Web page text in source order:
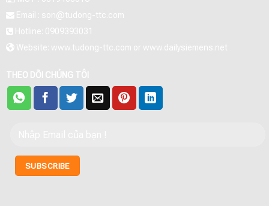
Email : son@tudong-ttc.com
Hotline: 0909393031
Website: www.tudong-ttc.com or www.dailysiemens.net
THEO DÕI CHÚNG TÔI